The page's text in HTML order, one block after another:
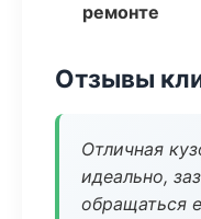
ремонте
Отзывы
Отличная
идеально,
обращаться